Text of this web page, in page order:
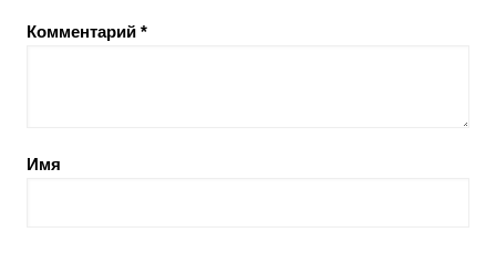
Комментарий *
Имя